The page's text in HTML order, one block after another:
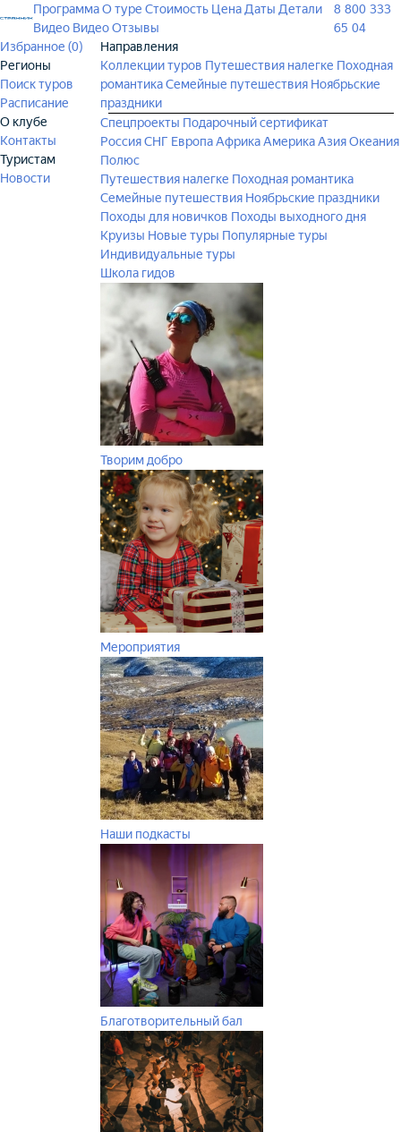
Программа О туре Стоимость Цена Даты Детали
Видео Видео Отзывы
8 800 333
65 04
Избранное (0)
Регионы
Поиск туров
Расписание
О клубе
Контакты
Туристам
Новости
Направления
Коллекции туров Путешествия налегке Походная
романтикаСемейные путешествия Ноябрьские
праздники
Спецпроекты Подарочный сертификат
РоссияСНГ ЕвропаАфрикаАмерикаАзияОкеания
Полюс
Путешествия налегке Походная романтика
Семейные путешествия Ноябрьские праздники
Походы для новичков Походы выходного дня
Круизы Новые туры Популярные туры
Индивидуальные туры
Школа гидов
Творим добро
Мероприятия
Наши подкасты
Благотворительный бал